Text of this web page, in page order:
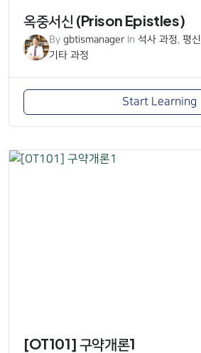
옥중서신 (Prison Epistles)
By gbtismanagerIn 석사 과정 평
기타 과정
Start Learning
[OT101] 구약개론1